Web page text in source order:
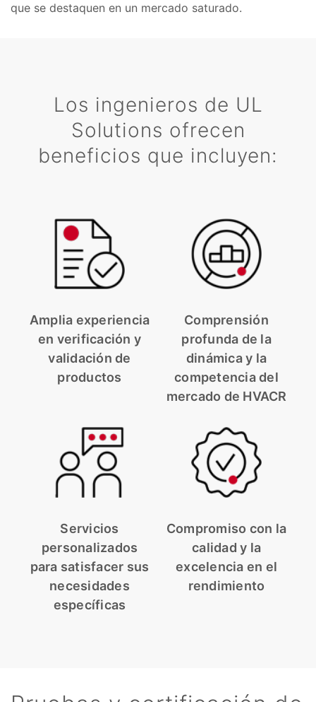
que se destaquen en un mercado saturado.
Los ingenieros de UL
Solutions ofrecen
beneficios que incluyen:
Amplia experiencia
en verificación y
validación de
productos
Comprensión
profunda de la
dinámica y la
competencia del
mercado de HVACR
Servicios
personalizados
para satisfacer sus
necesidades
específicas
Compromiso con la
calidad y la
excelencia en el
rendimiento